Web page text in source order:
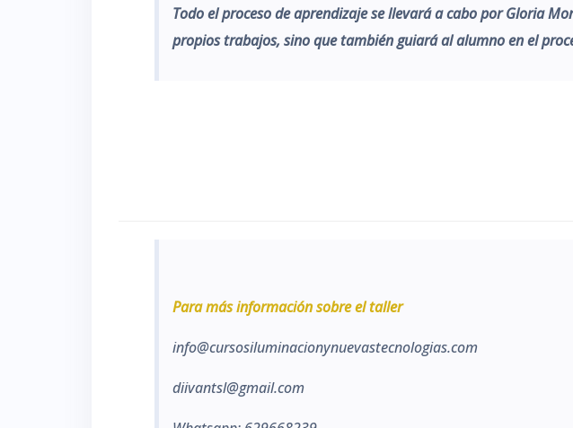
Todo el proceso de aprendizaje se llevará a cabo por Gloria
propios trabajos, sino que también guiará al alumno en el
Para más información sobre el taller
info@cursosiluminacionynuevastecnologias.com
diivantsl@gmail.com